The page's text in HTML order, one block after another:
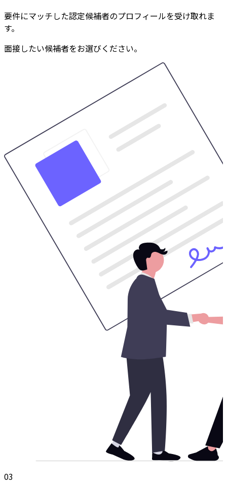
要件にマッチした認定候補者のプロフィールを受け取れま
す。
面接したい候補者をお選びください。
03